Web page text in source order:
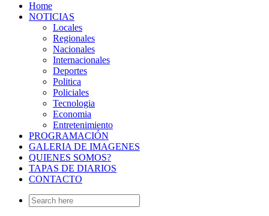
Home
NOTICIAS
Locales
Regionales
Nacionales
Internacionales
Deportes
Politica
Policiales
Tecnologia
Economia
Entretenimiento
PROGRAMACIÓN
GALERIA DE IMAGENES
QUIENES SOMOS?
TAPAS DE DIARIOS
CONTACTO
Search
for: